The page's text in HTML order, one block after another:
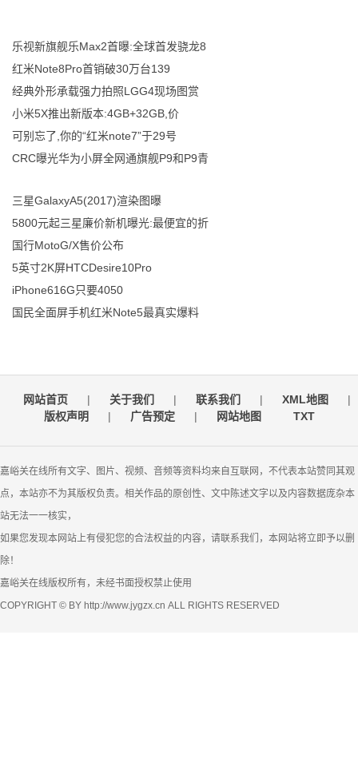
乐视新旗舰乐Max2首曝:全球首发骁龙8
红米Note8Pro首销破30万台139
经典外形承载强力拍照LGG4现场图赏
小米5X推出新版本:4GB+32GB,价
可别忘了,你的“红米note7”于29号
CRC曝光华为小屏全网通旗舰P9和P9青
三星GalaxyA5(2017)渲染图曝
5800元起三星廉价新机曝光:最便宜的折
国行MotoG/X售价公布
5英寸2K屏HTCDesire10Pro
iPhone616G只要4050
国民全面屏手机红米Note5最真实爆料
网站首页 | 关于我们 | 联系我们 | XML地图
|
版权声明
| 广告预定 | 网站地图 TXT
嘉峪关在线所有文字、图片、视频、音频等资料均来自互联网，不代表本站赞同其观
点，本站亦不为其版权负责。相关作品的原创性、文中陈述文字以及内容数据庞杂本
站无法一一核实，
如果您发现本网站上有侵犯您的合法权益的内容，请联系我们，本网站将立即予以删
除！
嘉峪关在线版权所有，未经书面授权禁止使用
COPYRIGHT © BY http://www.jygzx.cn ALL RIGHTS RESERVED